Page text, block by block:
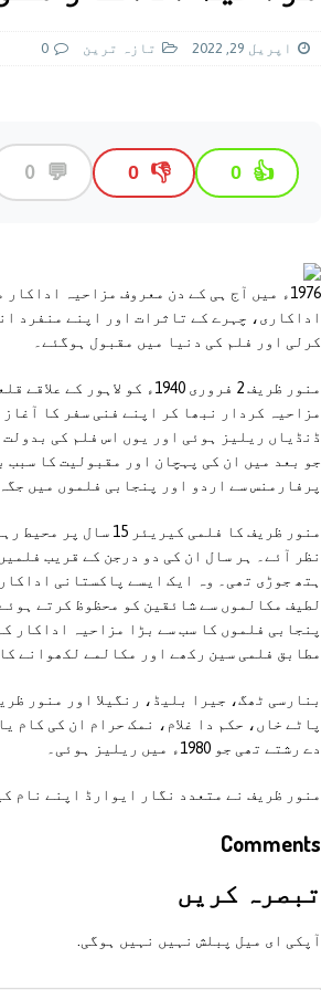
فیصل قریشی کا
پاکستان اپریل 29, 2022 تازہ ترين 0
👍
0
👎
0
💬
0
1976ء میں آج ہی کے دن معروف مزاحیہ
اداکاری، چہرے کے تاثرات اور اپنے منفرد
کرلی اور فلم کی دنیا میں مقبول ہوگئے۔
منور ظریف 2 فروری 1940ء
مزاحیہ کردار نبھا کر اپنے فنی سفر کا
ڈنڈیاں ریلیز ہوئی اور یوں اس فلم کی
جو بعد میں‌ ان کی پہچان اور مقبولیت کا سبب
پرفارمنس سے اردو اور پنجابی فلموں میں
نظر آئے۔ ہر سال ان کی دو درجن کے قریب
ہتھ جوڑی تھی۔ وہ ایک ایسے پاکستانی
لطیف مکالموں سے شائقین کو محظوظ کرتے
پنجابی فلموں کا سب سے بڑا مزاحیہ اداکار
مطابق فلمی سین رکھے اور مکالمے لکھوانے
بنارسی ٹھگ، جیرا بلیڈ، رنگیلا اور منور
پاٹے خاں، حکم دا غلام، نمک حرام ان کی کام
دے رشتے تھی جو 1980ء میں ریلیز ہوئی۔
منور ظریف نے متعدد نگار ایوارڈ اپنے نام
Comments
تبصرہ کريں
آپکی ای ميل پبلش نہيں نہيں ہوگی.